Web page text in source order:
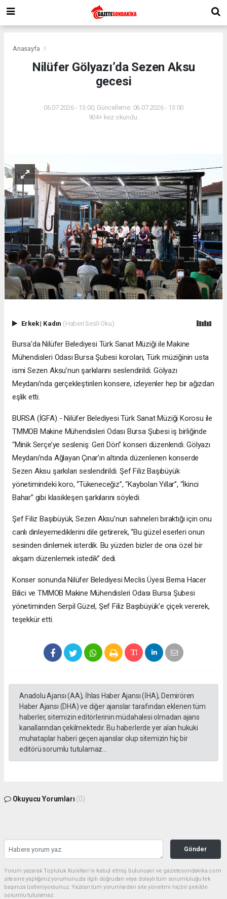
Anasayfa
Nilüfer Gölyazı’da Sezen Aksu
gecesi
06.07.2026 - 13:00, Güncelleme: 06.07.2026 - 13:00
904+ kez okundu.
Erkek| Kadın (Haberi Sesli Oku)
Bursa'da Nilüfer Belediyesi Türk Sanat Müziği ile Makine
Mühendisleri Odası Bursa Şubesi koroları, Türk müziğinin usta
ismi Sezen Aksu’nun şarkılarını seslendirildi. Gölyazı
Meydanı’nda gerçekleştirilen konsere, izleyenler hep bir ağızdan
eşlik etti.
BURSA (İGFA) - Nilüfer Belediyesi Türk Sanat Müziği Korosu ile
TMMOB Makine Mühendisleri Odası Bursa Şubesi iş birliğinde
“Minik Serçe’ye sesleniş: Geri Dön” konseri düzenlendi. Gölyazı
Meydanı’nda Ağlayan Çınar’ın altında düzenlenen konserde
Sezen Aksu şarkıları seslendirildi. Şef Filiz Başıbüyük
yönetimindeki koro, “Tükeneceğiz”, “Kaybolan Yıllar”, “İkinci
Bahar” gibi klasikleşen şarkılarını söyledi.
Şef Filiz Başıbüyük, Sezen Aksu’nun sahneleri bıraktığı için onu
canlı dinleyemediklerini dile getirerek, “Bu güzel eserleri onun
sesinden dinlemek isterdik. Bu yüzden bizler de ona özel bir
akşam düzenlemek istedik” dedi.
Konser sonunda Nilüfer Belediyesi Meclis Üyesi Berna Hacer
Bilici ve TMMOB Makine Mühendisleri Odası Bursa Şubesi
yönetiminden Serpil Güzel, Şef Filiz Başıbüyük’e çiçek vererek,
teşekkür etti.
Anadolu Ajansı (AA), İhlas Haber Ajansı (İHA), Demirören
Haber Ajansı (DHA) ve diğer ajanslar tarafından eklenen tüm
haberler, sitemizin editörlerinin müdahalesi olmadan ajans
kanallarından çekilmektedir. Bu haberlerde yer alan hukuki
muhataplar haberi geçen ajanslar olup sitemizin hiç bir
editörü sorumlu tutulamaz...
Okuyucu Yorumları (0)
Gönder
Yorum yazarak Topluluk Kuralları’nı kabul etmiş bulunuyor ve gazetesondakika.com
sitesine yaptığınız yorumunuzla ilgili doğrudan veya dolaylı tüm sorumluluğu tek
başınıza üstleniyorsunuz. Yazılan tüm yorumlardan site yönetimi hiçbir şekilde
sorumlu tutulamaz.